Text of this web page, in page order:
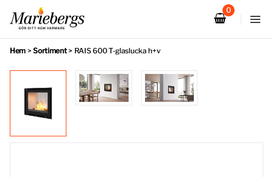
innehåll
Hem >Sortiment> RAIS 600 T-glaslucka h+v